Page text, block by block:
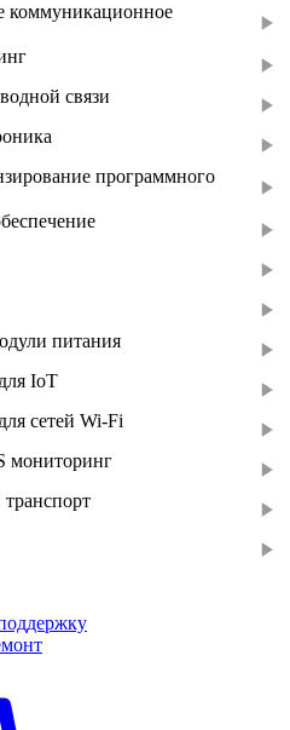
связи
программного
питания
IoT
сетей Wi-Fi